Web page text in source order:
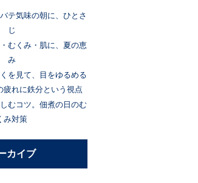
テ気味の朝に、ひとさ
じ
むくみ・肌に、夏の恵
み
を見て、目をゆるめる
疲れに鉄分という視点
むコツ。佃煮の日のむ
み対策
カイブ